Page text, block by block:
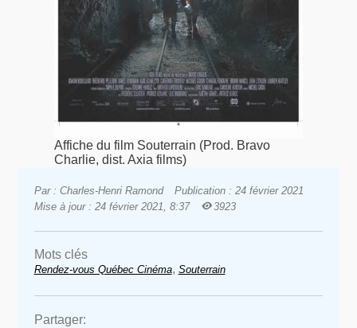
Affiche du film Souterrain (Prod. Bravo
Charlie, dist. Axia films)
Par : Charles-Henri Ramond
Publication : 24 février 2021
Mise à jour : 24 février 2021, 8:37
3923
Mots clés
Rendez-vous Québec Cinéma, Souterrain
Partager: